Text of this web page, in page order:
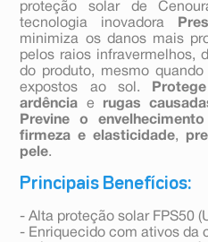
proteção solar de
tecnologia inovadora
minimiza os danos mais
pelos raios infravermelhos,
do produto, mesmo
expostos ao sol.
ardência e rugas
Previne o
firmeza e elasticidade,
pele.
Principais Benefícios:
- Alta proteção solar FPS50
- Enriquecido com ativos da